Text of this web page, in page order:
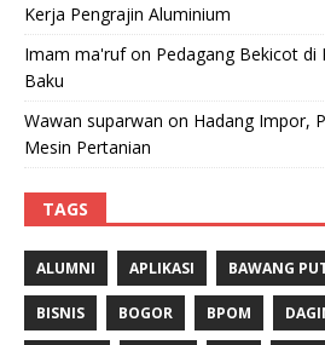
Kerja Pengrajin Aluminium
Imam ma'rufon Pedagang Bekicot di
Baku
Wawan suparwan on Hadang Impor,
Mesin Pertanian
TAGS
ALUMNI APLIKASI BAWANG
BISNIS BOGOR BPOM